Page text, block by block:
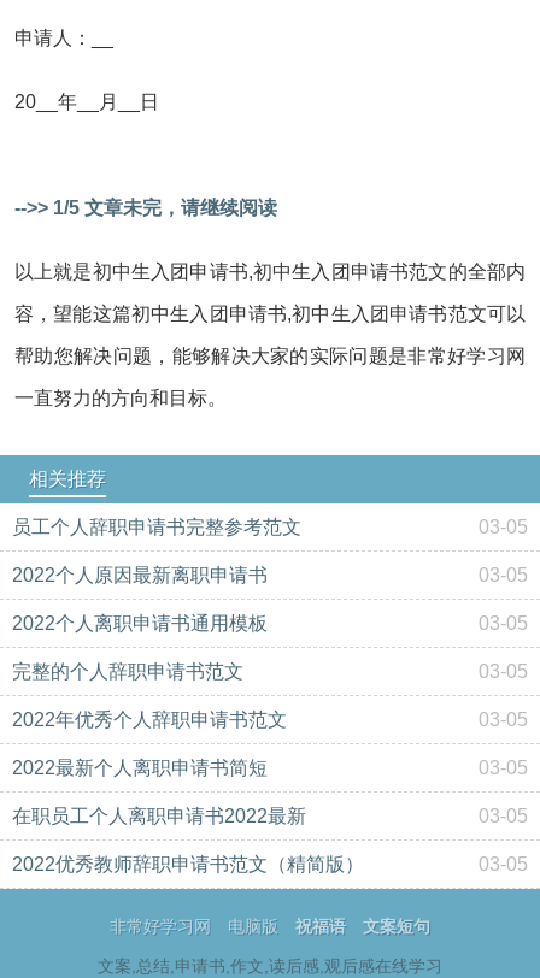
申请人：__
20__年__月__日
-->> 1/5 文章未完，请继续阅读
以上就是初中生入团申请书,初中生入团申请书范文的全部内
容，望能这篇初中生入团申请书,初中生入团申请书范文可以
帮助您解决问题，能够解决大家的实际问题是非常好学习网
一直努力的方向和目标。
相关推荐
员工个人辞职申请书完整参考范文 03-05
2022个人原因最新离职申请书 03-05
2022个人离职申请书通用模板 03-05
完整的个人辞职申请书范文 03-05
2022年优秀个人辞职申请书范文 03-05
2022最新个人离职申请书简短 03-05
在职员工个人离职申请书2022最新 03-05
2022优秀教师辞职申请书范文（精简版） 03-05
非常好学习网 电脑版 祝福语 文案短句
文案,总结,申请书,作文,读后感,观后感在线学习